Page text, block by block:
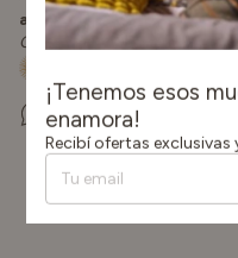
arbeitt™ kurve
Cuando el diseño se curva,
¡Tenemos esos
enamora!
Recibí ofertas exclusivas